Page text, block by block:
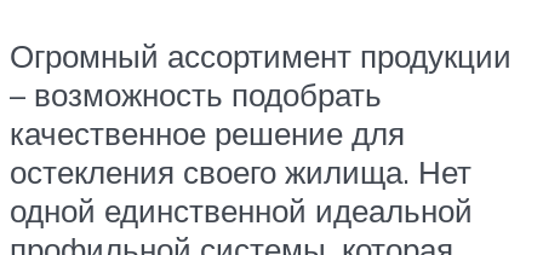
Огромный ассортимент продукции
– возможность подобрать
качественное решение для
остекления своего жилища. Нет
одной единственной идеальной